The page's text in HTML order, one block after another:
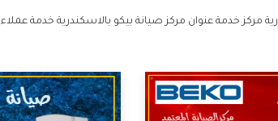
مركز خدمة عنوان مركز صيانة بيكو بالاسكندرية خدمة